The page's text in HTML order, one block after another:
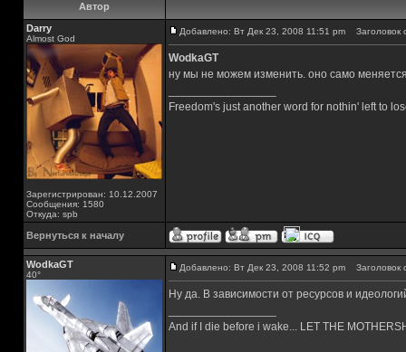
Автор
Darry
Almost God
Зарегистрирован: 10.12.2007
Сообщения: 1580
Откуда: spb
Добавлено: Вт Дек 23, 2008 11:51 pm Заголовок
WodkaGT
ну мы не можем изменить. оно само
Freedom's just another word for nothin' left to
Вернуться к началу
WodkaGT
40°
Добавлено: Вт Дек 23, 2008 11:52 pm Заголовок
Ну да. В зависимости от ресурсов и
And if I die before i wake... LET THE